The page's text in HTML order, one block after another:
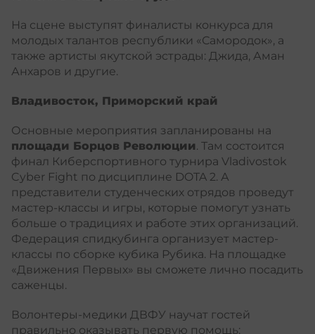
На сцене выступят финалисты конкурса для
молодых талантов республики «Самородок», а
также артисты якутской эстрады: Джида, Аман
Анхаров и другие.
Владивосток, Приморский край
Основные мероприятия запланированы на
площади Борцов Революции. Там состоится
финал Киберспортивного турнира Vladivostok
Cyber Fight по дисциплине DOTA 2. А
представители студенческих отрядов проведут
мастер-классы и игры, которые помогут узнать
больше о традициях и работе этих организаций.
Федерация спидкубинга организует мастер-
классы по сборке кубика Рубика. На площадке
«Движения Первых» вы сможете лично посадить
саженцы.
Волонтеры-медики ДВФУ научат гостей
правильно оказывать первую помощь: